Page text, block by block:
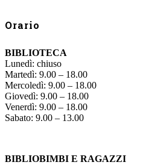
Orario
BIBLIOTECA
Lunedì: chiuso
Martedì: 9.00 – 18.00
Mercoledì: 9.00 – 18.00
Giovedì: 9.00 – 18.00
Venerdì: 9.00 – 18.00
Sabato: 9.00 – 13.00
BIBLIOBIMBI E RAGAZZI